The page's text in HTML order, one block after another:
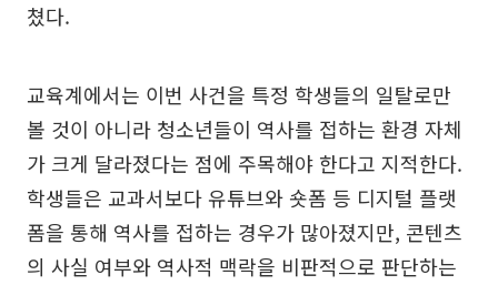
쳤다.
교육계에서는 이번 사건을 특정 학생들의 일탈로만
볼 것이 아니라 청소년들이 역사를 접하는 환경 자체
가 크게 달라졌다는 점에 주목해야 한다고 지적한다.
학생들은 교과서보다 유튜브와 숏폼 등 디지털 플랫
폼을 통해 역사를 접하는 경우가 많아졌지만, 콘텐츠
의 사실 여부와 역사적 맥락을 비판적으로 판단하는